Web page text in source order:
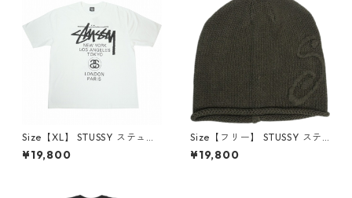
Size【XL】 STUSSY ステュー
シー 25SS WORLD TOUR TEE
WHITE Tシャツ 白 【中古品-
¥19,800
Size【フリー】 STUSSY ステ
ューシー 26SS S KNIT SKULLC
AP BROWN ビーニー 茶色
¥19,800